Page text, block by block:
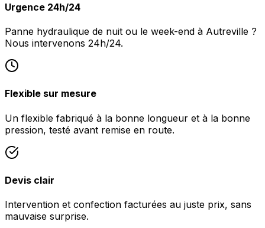
Urgence 24h/24
Panne hydraulique de nuit ou le week-end à Autreville ?
Nous intervenons 24h/24.
Flexible sur mesure
Un flexible fabriqué à la bonne longueur et à la bonne
pression, testé avant remise en route.
Devis clair
Intervention et confection facturées au juste prix, sans
mauvaise surprise.